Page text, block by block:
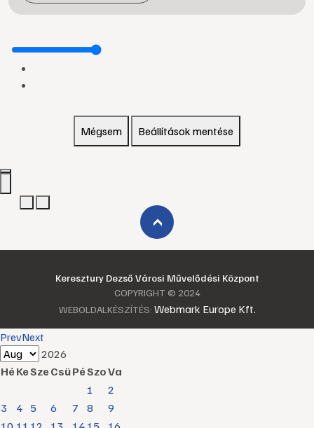
Mégsem Beállítások mentése
›
Keresztury Dezső Városi Művelődési Központ
COPYRIGHT © 2024
WEBOLDALKÉSZÍTÉS: Webmark Europe Kft.
PrevNext
2026
HéKeSzeCsüPéSzoVa
1
2
3
4 5 6 7 8
9